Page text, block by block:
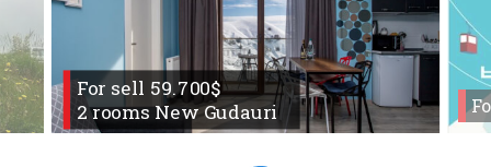
For sell 59.700$
2 rooms New Gudauri